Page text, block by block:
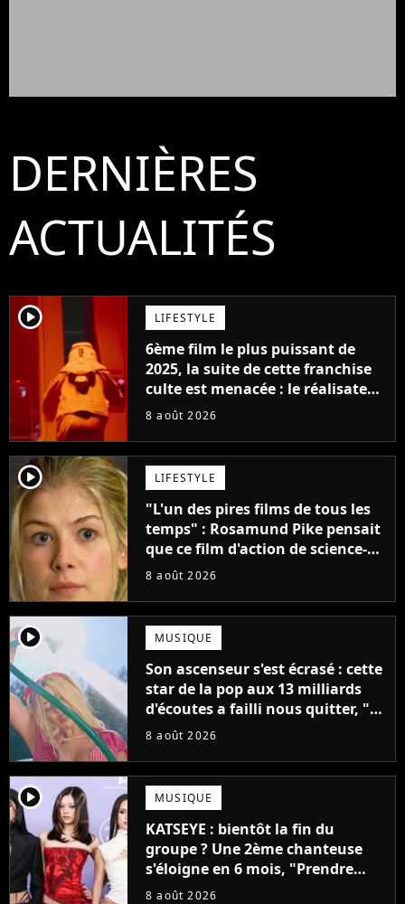
DERNIÈRES
ACTUALITÉS
player2 LIFESTYLE
6ème film le plus puissant de
2025, la suite de cette franchise
culte est menacée : le réalisateur
claque la porte pour "différends
8 août 2026
player2 LIFESTYLE
"L'un des pires films de tous les
temps" : Rosamund Pike pensait
que ce film d'action de science-
fiction avec Dwayne Johnson
8 août 2026
player2 MUSIQUE
Son ascenseur s'est écrasé : cette
star de la pop aux 13 milliards
d'écoutes a failli nous quitter, "Je
pensais ne plus jamais chanter"
8 août 2026
player2 MUSIQUE
KATSEYE : bientôt la fin du
groupe ? Une 2ème chanteuse
s'éloigne en 6 mois, "Prendre
cette décision n’a pas été facile"
8 août 2026